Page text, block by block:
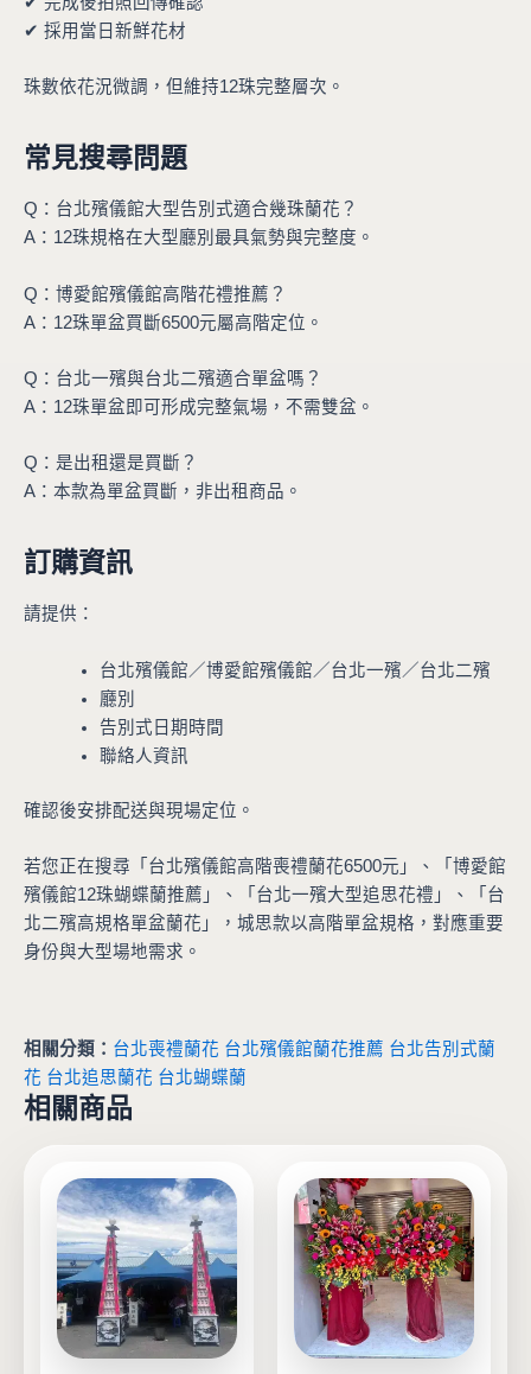
✔ 採用當日新鮮花材
珠數依花況微調，但維持12珠完整層次。
常見搜尋問題
Q：台北殯儀館大型告別式適合幾珠蘭花？
A：12珠規格在大型廳別最具氣勢與完整度。
Q：博愛館殯儀館高階花禮推薦？
A：12珠單盆買斷6500元屬高階定位。
Q：台北一殯與台北二殯適合單盆嗎？
A：12珠單盆即可形成完整氣場，不需雙盆。
Q：是出租還是買斷？
A：本款為單盆買斷，非出租商品。
訂購資訊
請提供：
台北殯儀館／博愛館殯儀館／台北一殯／台北二殯
廳別
告別式日期時間
聯絡人資訊
確認後安排配送與現場定位。
若您正在搜尋「台北殯儀館高階喪禮蘭花6500元」、「博愛館
殯儀館12珠蝴蝶蘭推薦」、「台北一殯大型追思花禮」、「台
北二殯高規格單盆蘭花」，城思款以高階單盆規格，對應重要
身份與大型場地需求。
相關分類： 台北喪禮蘭花 台北殯儀館蘭花推薦 台北告別式蘭
花 台北追思蘭花 台北蝴蝶蘭
相關商品
此
產
品
有
多
種
款